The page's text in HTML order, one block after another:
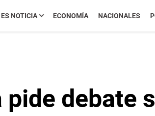
ES NOTICIA ECONOMÍA NACIONALES
debate